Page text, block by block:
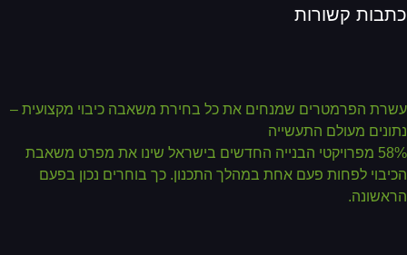
קשורות
הפרמטרים שמנחים את כל בחירת משאבה כיבוי מקצועית –
מעולם התעשייה
58% מפרויקטי הבנייה החדשים בישראל שינו את מפרט משאבת
לפחות פעם אחת במהלך התכנון. כך בוחרים נכון בפעם